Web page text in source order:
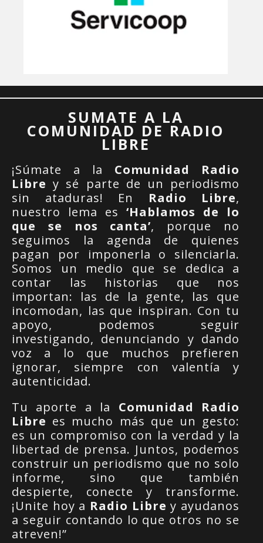
SUMATE A LA
COMUNIDAD DE RADIO
LIBRE
¡Súmate a la Comunidad Radio
Libre y sé parte de un periodismo
sin ataduras! En Radio Libre,
nuestro lema es ‘Hablamos de lo
que se nos canta’, porque no
seguimos la agenda de quienes
pagan por imponerla o silenciarla.
Somos un medio que se dedica a
contar las historias que nos
importan: las de la gente, las que
incomodan, las que inspiran. Con tu
apoyo, podemos seguir
investigando, denunciando y dando
voz a lo que muchos prefieren
ignorar, siempre con valentía y
autenticidad.
Tu aporte a la Comunidad Radio
Libre es mucho más que un gesto:
es un compromiso con la verdad y la
libertad de prensa. Juntos, podemos
construir un periodismo que no solo
informe, sino que también
despierte, conecte y transforme.
¡Unite hoy a Radio Libre y ayudanos
a seguir contando lo que otros no se
atreven!”